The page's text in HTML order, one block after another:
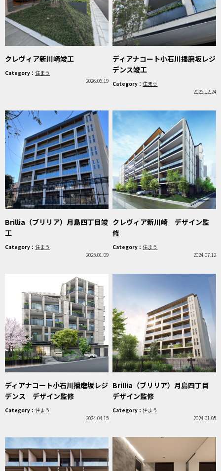
クレヴィア新川崎竣工
Category：住まう
2026.05.19
ディアナコート小石川播磨坂レジ
デンス竣工
Category：住まう
2025.12.24
Brillia（ブリリア）月島四丁目竣
工
Category：住まう
2025.01.09
クレヴィア新川崎 デザイン監
修
Category：住まう
2024.07.12
ディアナコート小石川播磨坂レジ
デンス デザイン監修
Category：住まう
2024.04.15
Brillia（ブリリア）月島四丁目
デザイン監修
Category：住まう
2024.01.05